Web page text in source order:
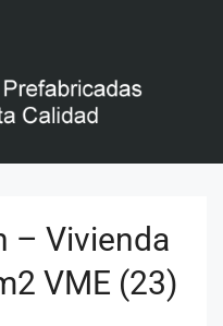
– Vivienda
VME (23)